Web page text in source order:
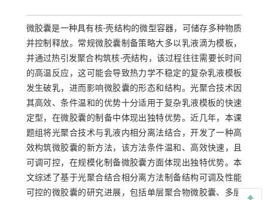
微胶囊是一种具有核-壳结构的微型容器，可储存多种物质
并控制释放。常规微胶囊制备策略大多以乳液滴为模板，
并通过热引发聚合构筑核-壳结构，该过程往往需要长时间
的高温反应，这可能会导致热力学不稳定的复杂乳液模板
发生破乳，进而影响微胶囊的形态和结构。光聚合技术因
其高效、条件温和的优势十分适用于复杂乳液模板的快速
定型，在微胶囊的制备中体现出独特优势。近几年，本课
题组将光聚合技术与乳液内相分离法结合，开发了一种高
效构筑微胶囊的新方法，该方法条件温和、高效快速，且
可调可控，在规模化制备微胶囊方面体现出独特优势。本
文综述了基于光聚合结合相分离方法制备结构可调及性能
可控的微胶囊的研究进展，包括单层聚合物微胶囊、多层